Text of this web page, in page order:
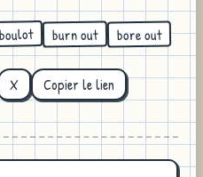
burn out bore out
X Copier le lien